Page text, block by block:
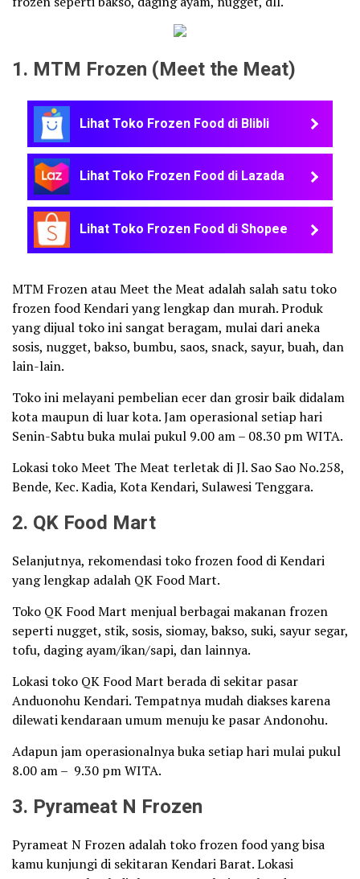
1. MTM Frozen (Meet the Meat)
Lihat Toko Frozen Food di Blibli
Lihat Toko Frozen Food di Lazada
Lihat Toko Frozen Food di Shopee
MTM Frozen atau Meet the Meat adalah salah satu toko
frozen food Kendari yang lengkap dan murah. Produk
yang dijual toko ini sangat beragam, mulai dari aneka
sosis, nugget, bakso, bumbu, saos, snack, sayur, buah, dan
lain-lain.
Toko ini melayani pembelian ecer dan grosir baik didalam
kota maupun di luar kota. Jam operasional setiap hari
Senin-Sabtu buka mulai pukul 9.00 am – 08.30 pm WITA.
Lokasi toko Meet The Meat terletak di Jl. Sao Sao No.258,
Bende, Kec. Kadia, Kota Kendari, Sulawesi Tenggara.
2. QK Food Mart
Selanjutnya, rekomendasi toko frozen food di Kendari
yang lengkap adalah QK Food Mart.
Toko QK Food Mart menjual berbagai makanan frozen
seperti nugget, stik, sosis, siomay, bakso, suki, sayur segar,
tofu, daging ayam/ikan/sapi, dan lainnya.
Lokasi toko QK Food Mart berada di sekitar pasar
Anduonohu Kendari. Tempatnya mudah diakses karena
dilewati kendaraan umum menuju ke pasar Andonohu.
Adapun jam operasionalnya buka setiap hari mulai pukul
8.00 am – 9.30 pm WITA.
3. Pyrameat N Frozen
Pyrameat N Frozen adalah toko frozen food yang bisa
kamu kunjungi di sekitaran Kendari Barat. Lokasi